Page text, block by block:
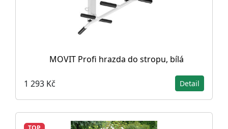
MOVIT Profi hrazda do stropu, bílá
1 293 Kč Detail